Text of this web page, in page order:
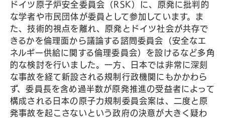
ドイツ原子炉安全委員会（RSK）に、原発に批判的
な学者や市民団体が委員として参加しています。ま
た、技術的視点を離れ、原発とドイツ社会が共存で
きるかを倫理面から議論する諮問委員会（安全なエ
ネルギー供給に関する倫理委員会）を設けるなど多角
的な検討を行いました。一方、日本では非常に深刻
な事故を経て新設される規制行政機関にもかかわら
ず、委員長を含め過半数が原発推進の受益者によって
構成される日本の原子力規制委員会案は、二度と原
発事故を起こさないという政府の決意が大きく疑わ